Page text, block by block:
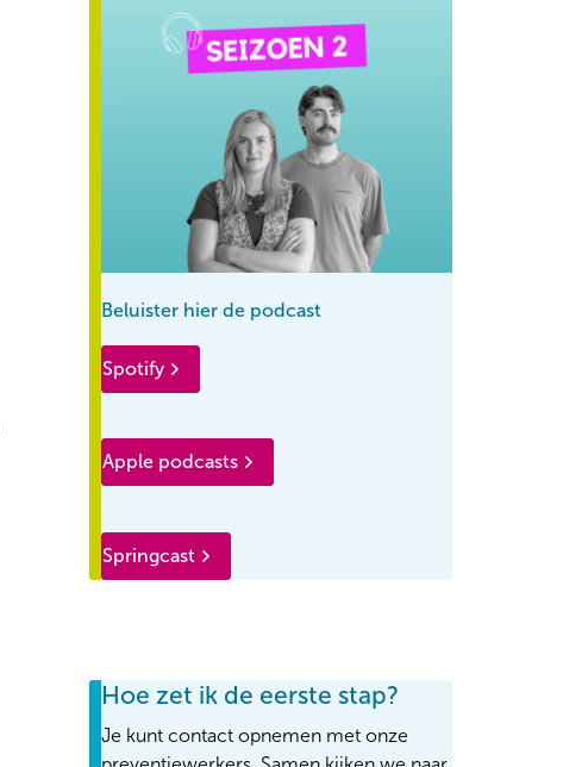
Beluister hier de podcast
Spotify
Apple podcasts
Springcast
Hoe zet ik de eerste stap?
Je kunt contact opnemen met onze